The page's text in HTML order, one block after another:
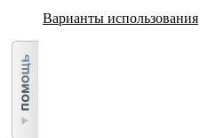
Варианты использования